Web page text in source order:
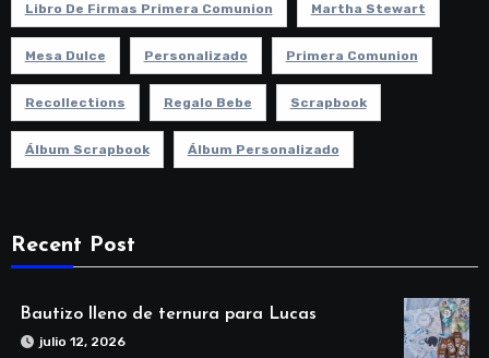
Libro De Firmas Primera Comunion Martha Stewart
Mesa Dulce Personalizado Primera Comunion
Recollections Regalo Bebe Scrapbook
Álbum Scrapbook Álbum Personalizado
Recent Post
Bautizo lleno de ternura para Lucas
julio 12, 2026